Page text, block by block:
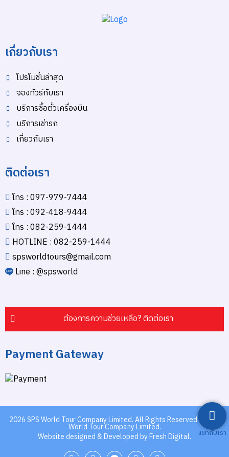
เกี่ยวกับเรา
โปรโมชั่นล่าสุด
จองทัวร์กับเรา
บริการซื้อตั๋วเครื่องบิน
บริการเช่ารถ
เกี่ยวกับเรา
ติดต่อเรา
โทร : 097-979-7444
โทร : 092-418-9444
โทร : 082-259-1444
HOTLINE : 082-259-1444
spsworldtours@gmail.com
Line : @spsworld
ต้องการความช่วยเหลือ? ติดต่อเรา
Payment Gateway
2026SPS World Tour Company Limited.All Rights Reserved by SPS
World Tour Company Limited.
Website designed & Developed by Fresh Digital.
แชทกับเรา